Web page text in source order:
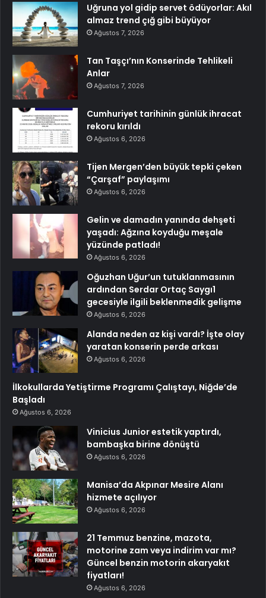
Uğruna yol gidip servet ödüyorlar: Akıl
almaz trend çığ gibi büyüyor
Ağustos 7, 2026
Tan Taşçı’nın Konserinde Tehlikeli
Anlar
Ağustos 7, 2026
Cumhuriyet tarihinin günlük ihracat
rekoru kırıldı
Ağustos 6, 2026
Tijen Mergen’den büyük tepki çeken
“Çarşaf” paylaşımı
Ağustos 6, 2026
Gelin ve damadın yanında dehşeti
yaşadı: Ağzına koyduğu meşale
yüzünde patladı!
Ağustos 6, 2026
Oğuzhan Uğur’un tutuklanmasının
ardından Serdar Ortaç Saygı1
gecesiyle ilgili beklenmedik gelişme
Ağustos 6, 2026
Alanda neden az kişi vardı? İşte olay
yaratan konserin perde arkası
Ağustos 6, 2026
İlkokullarda Yetiştirme Programı Çalıştayı, Niğde’de
Başladı
Ağustos 6, 2026
Vinicius Junior estetik yaptırdı,
bambaşka birine dönüştü
Ağustos 6, 2026
Manisa’da Akpınar Mesire Alanı
hizmete açılıyor
Ağustos 6, 2026
21 Temmuz benzine, mazota,
motorine zam veya indirim var mı?
Güncel benzin motorin akaryakıt
fiyatları!
Ağustos 6, 2026